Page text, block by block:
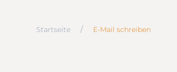
Startseite E-Mail schreiben